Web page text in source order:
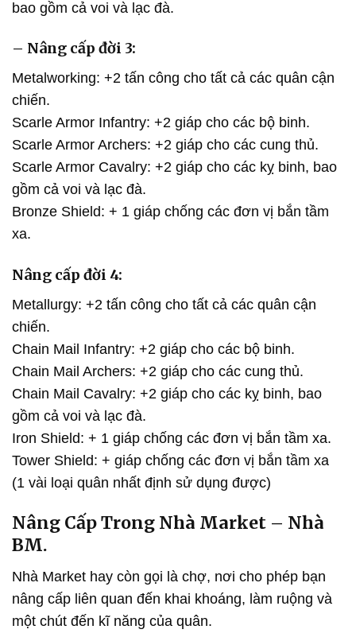
bao gồm cả voi và lạc đà.
– Nâng cấp đời 3:
Metalworking: +2 tấn công cho tất cả các quân cận
chiến.
Scarle Armor Infantry: +2 giáp cho các bộ binh.
Scarle Armor Archers: +2 giáp cho các cung thủ.
Scarle Armor Cavalry: +2 giáp cho các kỵ binh, bao
gồm cả voi và lạc đà.
Bronze Shield: + 1 giáp chống các đơn vị bắn tầm
xa.
Nâng cấp đời 4:
Metallurgy: +2 tấn công cho tất cả các quân cận
chiến.
Chain Mail Infantry: +2 giáp cho các bộ binh.
Chain Mail Archers: +2 giáp cho các cung thủ.
Chain Mail Cavalry: +2 giáp cho các kỵ binh, bao
gồm cả voi và lạc đà.
Iron Shield: + 1 giáp chống các đơn vị bắn tầm xa.
Tower Shield: + giáp chống các đơn vị bắn tầm xa
(1 vài loại quân nhất định sử dụng được)
Nâng Cấp Trong Nhà Market – Nhà
BM.
Nhà Market hay còn gọi là chợ, nơi cho phép bạn
nâng cấp liên quan đến khai khoáng, làm ruộng và
một chút đến kĩ năng của quân.